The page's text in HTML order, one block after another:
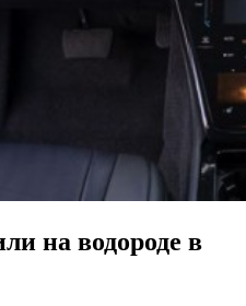
на водороде в